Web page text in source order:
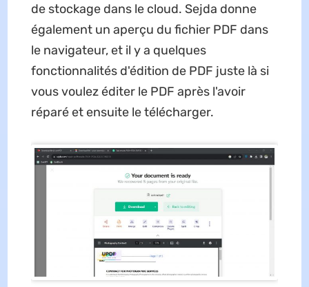
de stockage dans le cloud. Sejda donne
également un aperçu du fichier PDF dans
le navigateur, et il y a quelques
fonctionnalités d'édition de PDF juste là si
vous voulez éditer le PDF après l'avoir
réparé et ensuite le télécharger.